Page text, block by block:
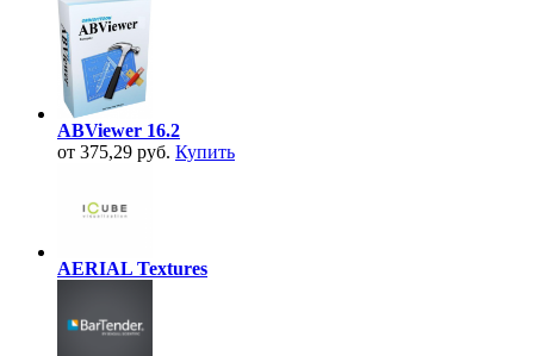
ABViewer 16.2
от 375,29 руб. Купить
AERIAL Textures